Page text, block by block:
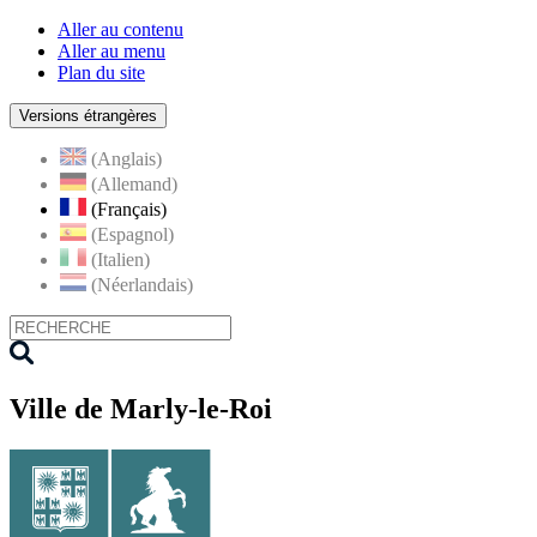
Aller au contenu
Aller au menu
Plan du site
Versions étrangères
(Anglais)
(Allemand)
(Français)
(Espagnol)
(Italien)
(Néerlandais)
Ville de Marly-le-Roi